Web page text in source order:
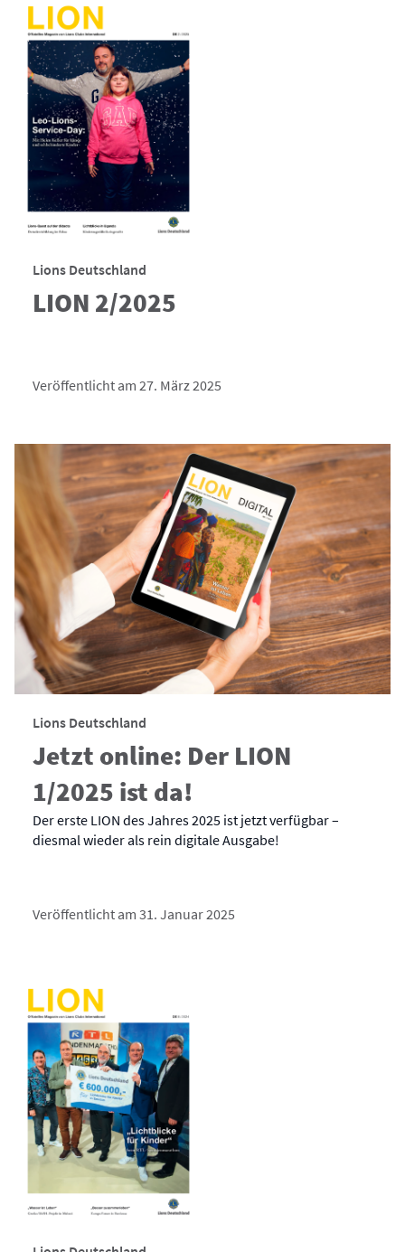
Lions Deutschland
LION 2/2025
Veröffentlicht am 27. März 2025
Lions Deutschland
Jetzt online: Der LION
1/2025 ist da!
Der erste LION des Jahres 2025 ist jetzt verfügbar –
diesmal wieder als rein digitale Ausgabe!
Veröffentlicht am 31. Januar 2025